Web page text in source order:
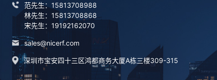
范先生：15813708988
林先生：15813708868
宋先生：19192162070
sales@nicerf.com
深圳市宝安四十三区鸿都商务大厦A栋三楼309-315